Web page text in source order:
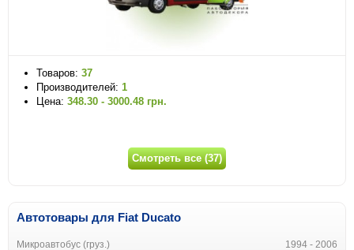
Товаров: 37
Производителей: 1
Цена: 348.30 - 3000.48 грн.
Смотреть все (37)
Автотовары для Fiat Ducato
Микроавтобус (груз.) 1994 - 2006